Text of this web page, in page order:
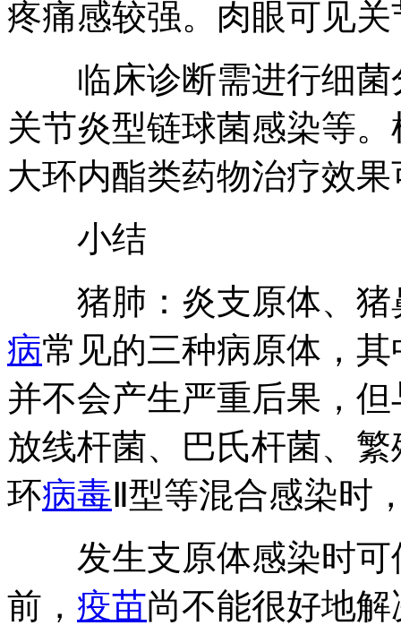
疼痛感较强。肉眼可见
临床诊断需进行细菌
关节炎型链球菌感染等
大环内酯类药物治疗效
小结
猪肺：炎支原体、猪
病常见的三种病原体，
并不会产生严重后果，
放线杆菌、巴氏杆菌、
环病毒Ⅱ型等混合感染时
发生支原体感染时可
前， 疫苗尚不能很好地